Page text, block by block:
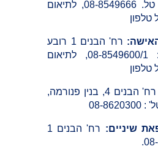
רובע הסיטי, אשדוד, טל. 08-8549666, לתיאום
רח' הבנים 1 רובע
הסיטי, אשדוד, טל': 08-8549600/1, לתיאום
רח' הבנים 4, בנין פנורמה,
שיניים:
רח' הבנים 1